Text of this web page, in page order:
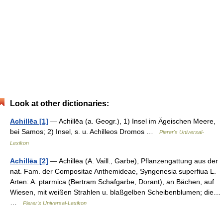
Look at other dictionaries:
Achillēa [1] — Achillēa (a. Geogr.), 1) Insel im Ägeischen Meere,
bei Samos; 2) Insel, s. u. Achilleos Dromos …
Pierer's Universal-
Lexikon
Achillēa [2] — Achillēa (A. Vaill., Garbe), Pflanzengattung aus der
nat. Fam. der Compositae Anthemideae, Syngenesia superfiua L.
Arten: A. ptarmica (Bertram Schafgarbe, Dorant), an Bächen, auf
Wiesen, mit weißen Strahlen u. blaßgelben Scheibenblumen; die…
Pierer's Universal-Lexikon